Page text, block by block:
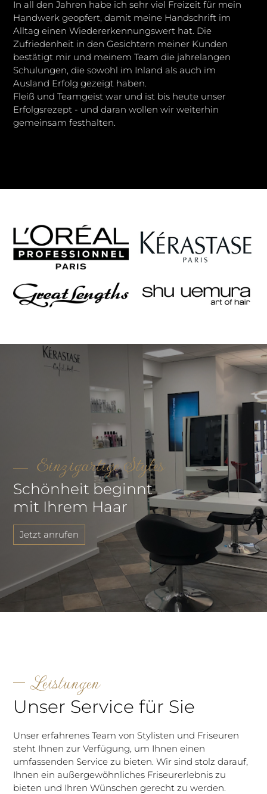
In all den Jahren habe ich sehr viel Freizeit für mein
Handwerk geopfert, damit meine Handschrift im
Alltag einen Wiedererkennungswert hat. Die
Zufriedenheit in den Gesichtern meiner Kunden
bestätigt mir und meinem Team die jahrelangen
Schulungen, die sowohl im Inland als auch im
Ausland Erfolg gezeigt haben.
Fleiß und Teamgeist war und ist bis heute unser
Erfolgsrezept - und daran wollen wir weiterhin
gemeinsam festhalten.
Einzigartige Styles
Schönheit beginnt
mit Ihrem Haar
Jetzt anrufen
Leistungen
Unser Service für Sie
Unser erfahrenes Team von Stylisten und Friseuren
steht Ihnen zur Verfügung, um Ihnen einen
umfassenden Service zu bieten. Wir sind stolz darauf,
Ihnen ein außergewöhnliches Friseurerlebnis zu
bieten und Ihren Wünschen gerecht zu werden.